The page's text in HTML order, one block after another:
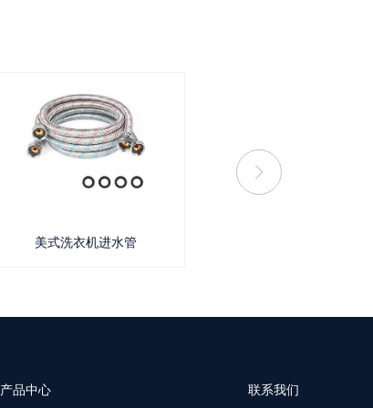
美式洗衣机进水管
产品中心 联系我们